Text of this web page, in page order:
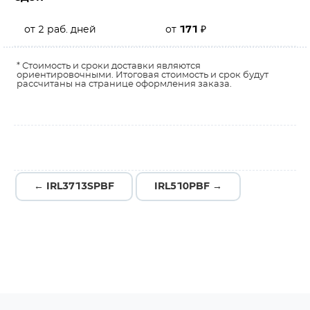
от 2 раб. дней от 171 ₽
* Стоимость и сроки доставки являются
ориентировочными. Итоговая стоимость и срок будут
рассчитаны на странице оформления заказа.
← IRL3713SPBF IRL510PBF →